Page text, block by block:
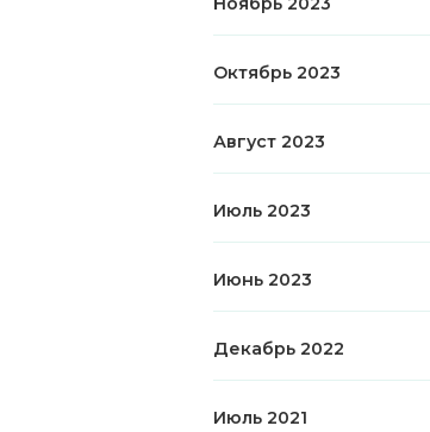
Октябрь 2023
Август 2023
Июль 2023
Июнь 2023
Декабрь 2022
Июль 2021